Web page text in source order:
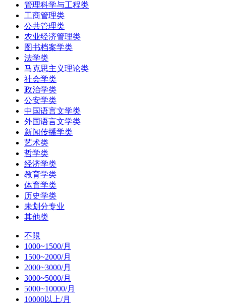
管理科学与工程类
工商管理类
公共管理类
农业经济管理类
图书档案学类
法学类
马克思主义理论类
社会学类
政治学类
公安学类
中国语言文学类
外国语言文学类
新闻传播学类
艺术类
哲学类
经济学类
教育学类
体育学类
历史学类
未划分专业
其他类
不限
1000~1500/月
1500~2000/月
2000~3000/月
3000~5000/月
5000~10000/月
10000以上/月